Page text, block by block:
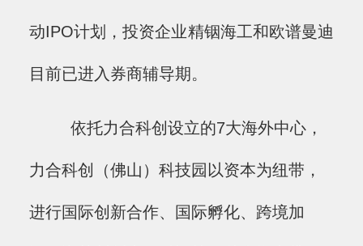
动IPO计划，投资企业精铟海工和欧谱曼迪
目前已进入券商辅导期。
依托力合科创设立的7大海外中心，
力合科创（佛山）科技园以资本为纽带，
进行国际创新合作、国际孵化、跨境加